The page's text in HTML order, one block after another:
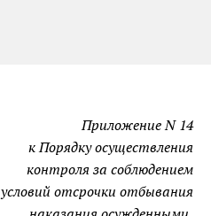
Приложение N 14
к Порядку осуществления
контроля за соблюдением
условий отсрочки отбывания